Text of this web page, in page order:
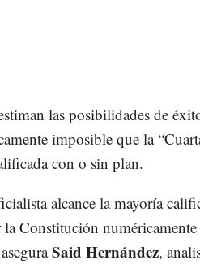
las posibilidades de
imposible que la
con o sin plan.
alcance la mayoría
Constitución
Said Hernández,